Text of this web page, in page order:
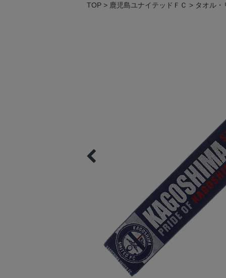
TOP 鹿児島ユナイテッドＦＣ タオル・